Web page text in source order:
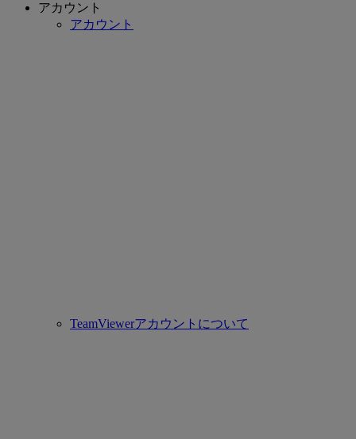
アカウント
アカウント
TeamViewerアカウントについて